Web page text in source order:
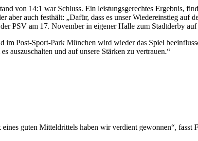
von 14:1 war Schluss. Ein leistungsgerechtes Ergebnis,
aber auch festhält: „Dafür, dass es unser Wiedereinstieg
PSV am 17. November in eigener Halle zum Stadtderby
Post-Sport-Park München wird wieder das Spiel
auszuschalten und auf unsere Stärken zu vertrauen.“
guten Mitteldrittels haben wir verdient gewonnen“,